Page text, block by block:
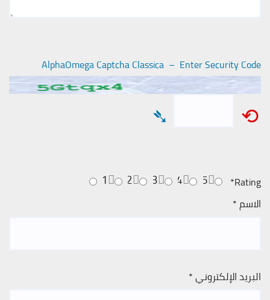
AlphaOmega Captcha Classica – Enter Security Code
⟲
➴
Rating
*
5
4
3
2
1
الاسم*
البريد الإلكتروني*